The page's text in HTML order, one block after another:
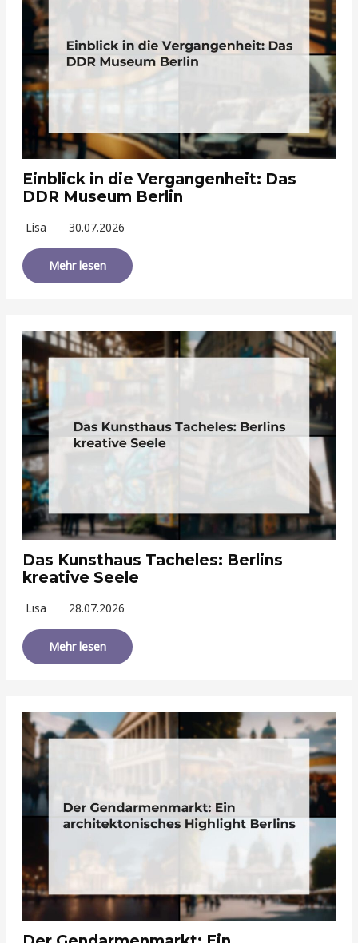
Einblick in die Vergangenheit: Das
DDR Museum Berlin
Lisa 30.07.2026
Mehr lesen
Das Kunsthaus Tacheles: Berlins
kreative Seele
Lisa 28.07.2026
Mehr lesen